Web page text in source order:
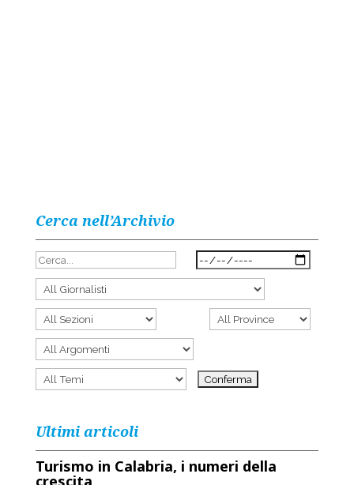
Cerca nell’Archivio
Ultimi articoli
Turismo in Calabria, i numeri della
crescita